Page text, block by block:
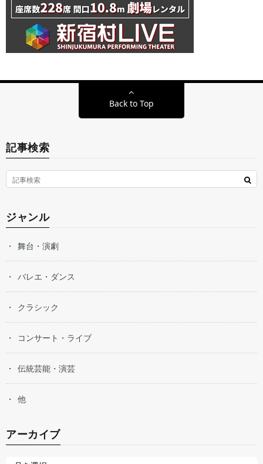
Back to Top
記事検索
ジャンル
舞台・演劇
バレエ・ダンス
クラシック
コンサート・ライブ
伝統芸能・演芸
他
アーカイブ